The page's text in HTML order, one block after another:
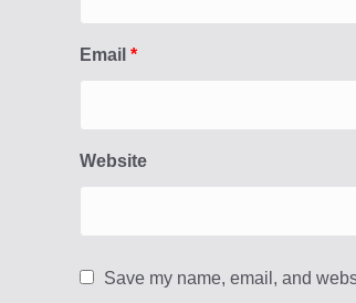
Email *
Website
Save my name, email, and